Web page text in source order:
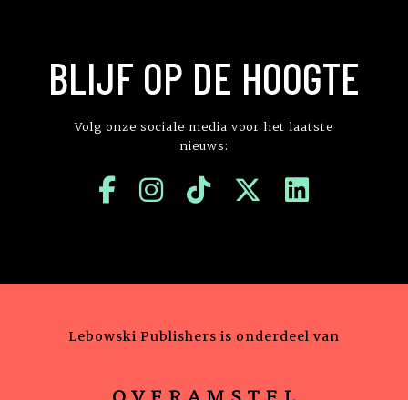
BLIJF OP DE HOOGTE
Volg onze sociale media voor het laatste
nieuws:
Lebowski Publishers is onderdeel van